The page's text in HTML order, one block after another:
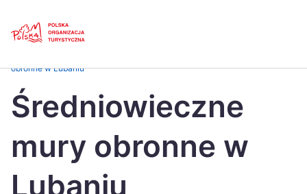
Polski
Česká
Dansk
obronne w Lubaniu
Średniowieczne
mury obronne w
Lubaniu